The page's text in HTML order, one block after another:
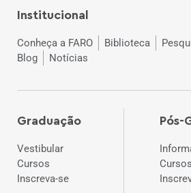
Institucional
Conheça a FARO Biblioteca
Blog
Notícias
Graduação
Vestibular
Cursos
Inscreva-se
Pós-
Cursos